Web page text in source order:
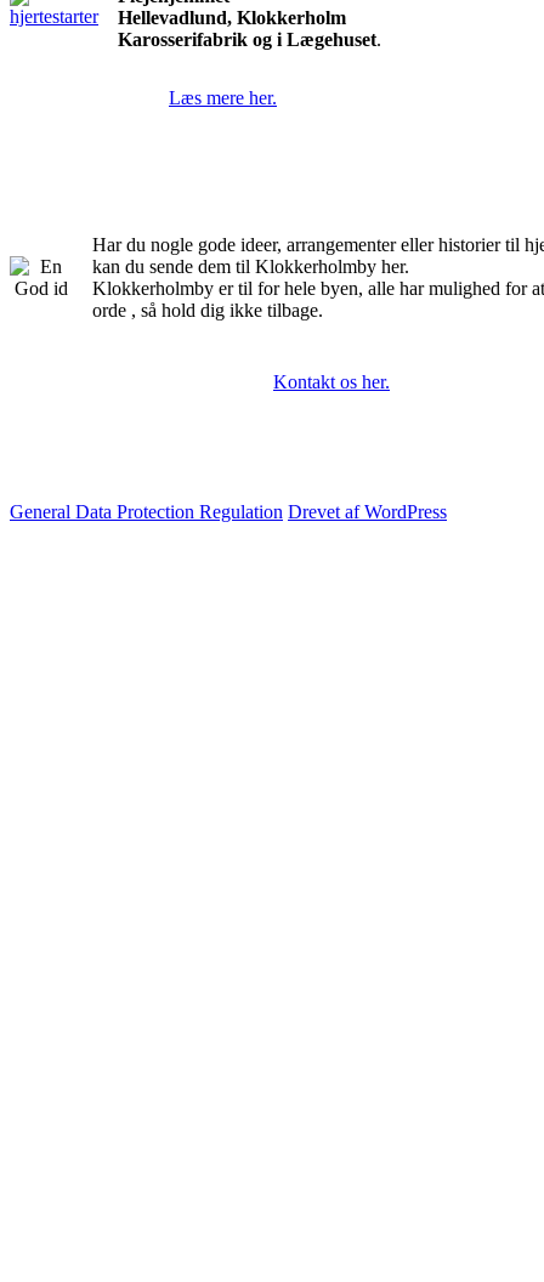
Hellevadlund, Klokkerholm
Karosserifabrik og i Lægehuset.
Læs mere her.
Har du nogle gode ideer, arrangementer eller historier til
kan du sende dem til Klokkerholmby her.
Klokkerholmby er til for hele byen, alle har mulighed for
orde , så hold dig ikke tilbage.
Kontakt os her.
General Data Protection Regulation Drevet af WordPress